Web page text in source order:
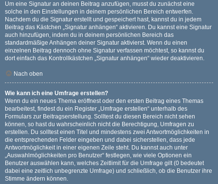
Um eine Signatur an deinen Beitrag anzufügen, musst du zunächst eine
solche in den Einstellungen in deinem persönlichen Bereich entwerfen.
Nachdem du die Signatur erstellt und gespeichert hast, kannst du in jedem
Beitrag das Kästchen „Signatur anhängen“ aktivieren. Du kannst eine Signatur
auch hinzufügen, indem du in deinem persönlichen Bereich das
standardmäßige Anhängen deiner Signatur aktivierst. Wenn du einen
einzelnen Beitrag dennoch ohne Signatur verfassen möchtest, so kannst du
dort einfach das Kontrollkästchen „Signatur anhängen“ wieder deaktivieren.
Nach oben
Wie kann ich eine Umfrage erstellen?
Wenn du ein neues Thema eröffnest oder den ersten Beitrag eines Themas
bearbeitest, findest du ein Register „Umfrage erstellen“ unterhalb des
Formulars zur Beitragserstellung. Solltest du diesen Bereich nicht sehen
können, so hast du wahrscheinlich nicht die Berechtigung, Umfragen zu
erstellen. Du solltest einen Titel und mindestens zwei Antwortmöglichkeiten in
die entsprechenden Felder eingeben und dabei sicherstellen, dass jede
Antwortmöglichkeit in einer eigenen Zeile steht. Du kannst auch unter
„Auswahlmöglichkeiten pro Benutzer“ festlegen, wie viele Optionen ein
Benutzer auswählen kann, welches Zeitlimit für die Umfrage gilt (0 bedeutet
dabei eine zeitlich unbegrenzte Umfrage) und schließlich, ob die Benutzer ihre
Stimme ändern können.